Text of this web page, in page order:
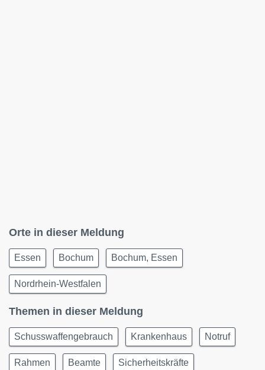
Orte in dieser Meldung
Essen Bochum Bochum, Essen
Nordrhein-Westfalen
Themen in dieser Meldung
Schusswaffengebrauch Krankenhaus Notruf
Rahmen Beamte Sicherheitskräfte